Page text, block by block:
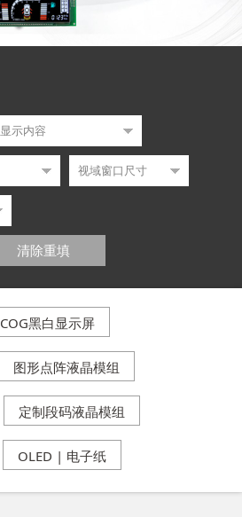
清除重填
COG黑白显示屏
图形点阵液晶模组
定制段码液晶模组
OLED | 电子纸